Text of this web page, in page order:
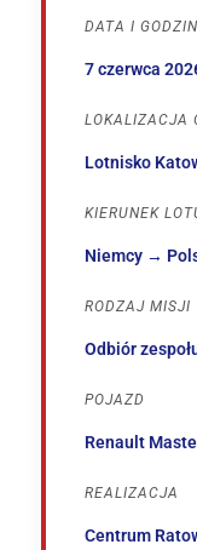
DATA I
7 czerwca
LOKALIZACJA
Lotnisko
KIERUNEK
Niemcy →
RODZAJ MISJI
Odbiór
POJAZD
Renault
REALIZACJA
Centrum